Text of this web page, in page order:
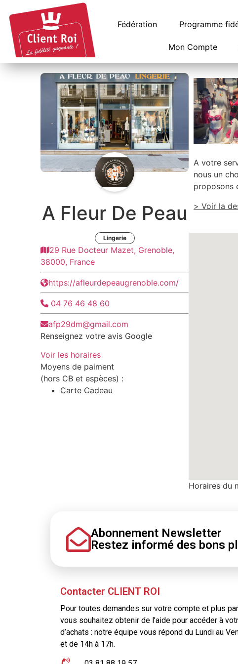
Fédération Programme
Mon Compte
A Fleur De Peau
Lingerie
29 Rue Docteur Mazet, Grenoble,
38000, France
https://afleurdepeaugrenoble.com/
04 76 46 48 60
afp29dm@gmail.com
Renseignez votre avis Google
Voir les horaires
Moyens de paiment
(hors CB et espèces) :
Carte Cadeau
A votre
nous un
proposons
> Voir la
Horaires du
Abonnement Newsletter
Restez informé des bons
Contacter CLIENT ROI
Pour toutes demandes sur votre compte et plus
vous souhaitez obtenir de l’aide pour accéder à
d’achats : notre équipe vous répond du Lundi au
et de 14h à 17h.
Panneau de gestion des cookies